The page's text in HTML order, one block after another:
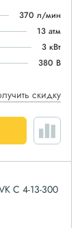
370 л/мин
13 атм
3 кВт
380 В
скидку
C 4-13-300